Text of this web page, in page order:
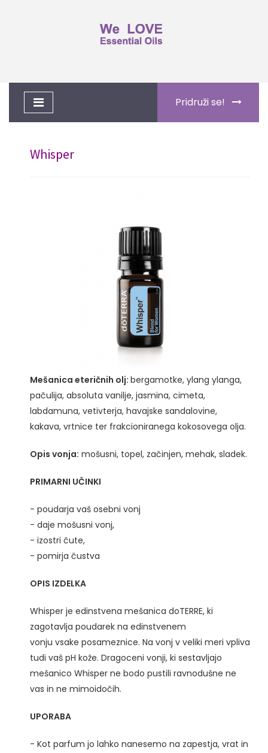
Pridruži se!
Toggle
navigation
Whisper
Mešanica eteričnih olj: bergamotke, ylang ylanga,
pačulija, absoluta vanilje, jasmina, cimeta,
labdamuna, vetivterja, havajske sandalovine,
kakava, vrtnice ter frakcioniranega kokosovega olja.
Opis vonja: mošusni, topel, začinjen, mehak, sladek.
PRIMARNI UČINKI
- poudarja vaš osebni vonj
- daje mošusni vonj,
- izostri čute,
- pomirja čustva
OPIS IZDELKA
Whisper je edinstvena mešanica doTERRE, ki
zagotavlja poudarek na edinstvenem
vonju vsake posameznice. Na vonj v veliki meri vpliva
tudi vaš pH kože. Dragoceni vonji, ki sestavljajo
mešanico Whisper ne bodo pustili ravnodušne ne
vas in ne mimoidočih.
UPORABA
- Kot parfum jo lahko nanesemo na zapestja, vrat in